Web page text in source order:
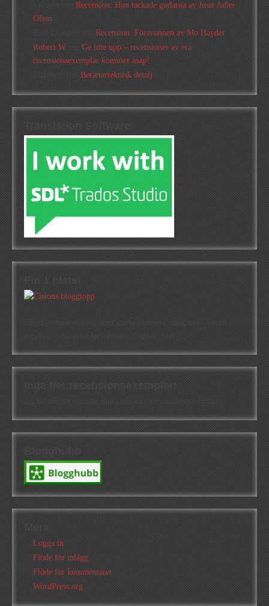
Recension: Hon tackade gudarna av Jussi Adler
Olsen
Recension: Försvunnen av Mo Hayder
Robert W om Ge inte upp – recensioner av era
recensionsexemplar kommer asap!
Elizabeth
om Berättarteknisk detalj
Translation Software
Fin 1 plats!
Högst oväntat tog jag hem första platsen i kategorin Cisions
Inga fler recensionsexemplar!
Jag tar för närvarande inte emot fler recensionsexemplar!
Blogghubb
Logga in
Flöde för inlägg
Flöde för kommentarer
WordPress.org